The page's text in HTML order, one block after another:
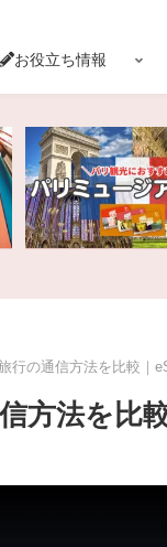
お役立ち情報
行の通信方法を比較｜
方法を比